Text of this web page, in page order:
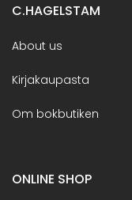
C.HAGELSTAM
About us
Kirjakaupasta
Om bokbutiken
ONLINE SHOP